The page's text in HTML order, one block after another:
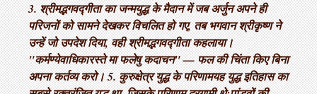
3. श्रीमद्भगवद्गीता का जन्म ​युद्ध के मैदान में जब अर्जुन अपने ही
परिजनों को सामने देखकर विचलित हो गए, तब भगवान श्रीकृष्ण ने
उन्हें जो उपदेश दिया, वही श्रीमद्भगवद्गीता कहलाया। ​
"कर्मण्येवाधिकारस्ते मा फलेषु कदाचन" — फल की चिंता किए बिना
अपना कर्तव्य करो। 5. कुरुक्षेत्र युद्ध के परिणाम ​यह युद्ध इतिहास का